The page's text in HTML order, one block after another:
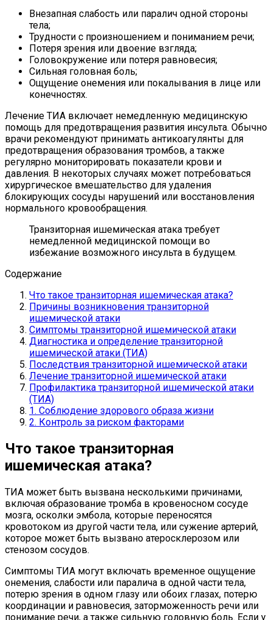
Внезапная слабость или паралич одной стороны
тела;
Трудности с произношением и пониманием речи;
Потеря зрения или двоение взгляда;
Головокружение или потеря равновесия;
Сильная головная боль;
Ощущение онемения или покалывания в лице или
конечностях.
Лечение ТИА включает немедленную медицинскую
помощь для предотвращения развития инсульта. Обычно
врачи рекомендуют принимать антикоагулянты для
предотвращения образования тромбов, а также
регулярно мониторировать показатели крови и
давления. В некоторых случаях может потребоваться
хирургическое вмешательство для удаления
блокирующих сосуды нарушений или восстановления
нормального кровообращения.
Транзиторная ишемическая атака требует
немедленной медицинской помощи во
избежание возможного инсульта в будущем.
Содержание
Что такое транзиторная ишемическая атака?
Причины возникновения транзиторной
ишемической атаки
Симптомы транзиторной ишемической атаки
Диагностика и определение транзиторной
ишемической атаки (ТИА)
Последствия транзиторной ишемической атаки
Лечение транзиторной ишемической атаки
Профилактика транзиторной ишемической атаки
(ТИА)
1. Соблюдение здорового образа жизни
2. Контроль за риском факторами
Что такое транзиторная
ишемическая атака?
ТИА может быть вызвана несколькими причинами,
включая образование тромба в кровеносном сосуде
мозга, осколки эмбола, которые переносятся
кровотоком из другой части тела, или сужение артерий,
которое может быть вызвано атеросклерозом или
стенозом сосудов.
Симптомы ТИА могут включать временное ощущение
онемения, слабости или паралича в одной части тела,
потерю зрения в одном глазу или обоих глазах, потерю
координации и равновесия, заторможенность речи или
понимание речи, а также сильную головную боль. Если у